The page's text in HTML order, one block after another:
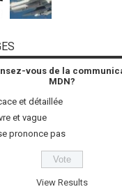
vous de la
MDN?
et détaillée
et vague
prononce pas
View Results